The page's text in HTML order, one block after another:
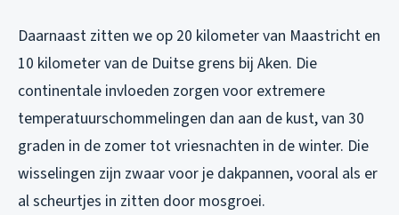
Daarnaast zitten we op 20 kilometer van Maastricht en
10 kilometer van de Duitse grens bij Aken. Die
continentale invloeden zorgen voor extremere
temperatuurschommelingen dan aan de kust, van 30
graden in de zomer tot vriesnachten in de winter. Die
wisselingen zijn zwaar voor je dakpannen, vooral als er
al scheurtjes in zitten door mosgroei.